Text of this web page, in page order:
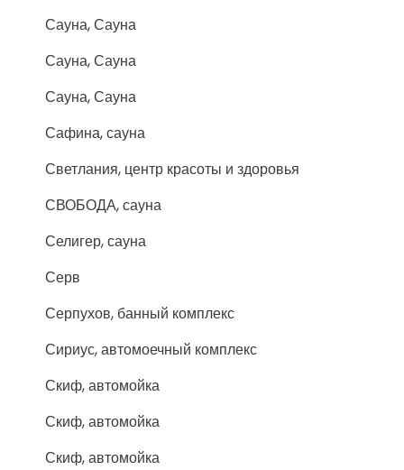
Сауна, Сауна
Сауна, Сауна
Сауна, Сауна
Сафина, сауна
Светлания, центр красоты и здоровья
СВОБОДА, сауна
Селигер, сауна
Серв
Серпухов, банный комплекс
Сириус, автомоечный комплекс
Скиф, автомойка
Скиф, автомойка
Скиф, автомойка